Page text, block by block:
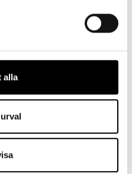
alla
på gång i